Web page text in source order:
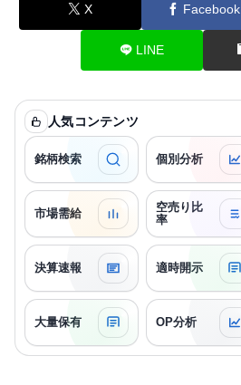
X Facebook
LINE
人気コンテンツ
銘柄検索 個別分析
市場需給
空売り比
率
決算速報 適時開示
大量保有 OP分析